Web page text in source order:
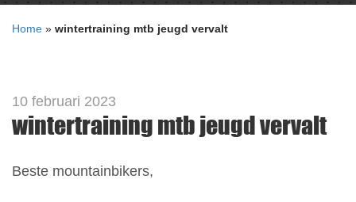
Home » wintertraining mtb jeugd vervalt
10 februari 2023
wintertraining mtb jeugd vervalt
Beste mountainbikers,